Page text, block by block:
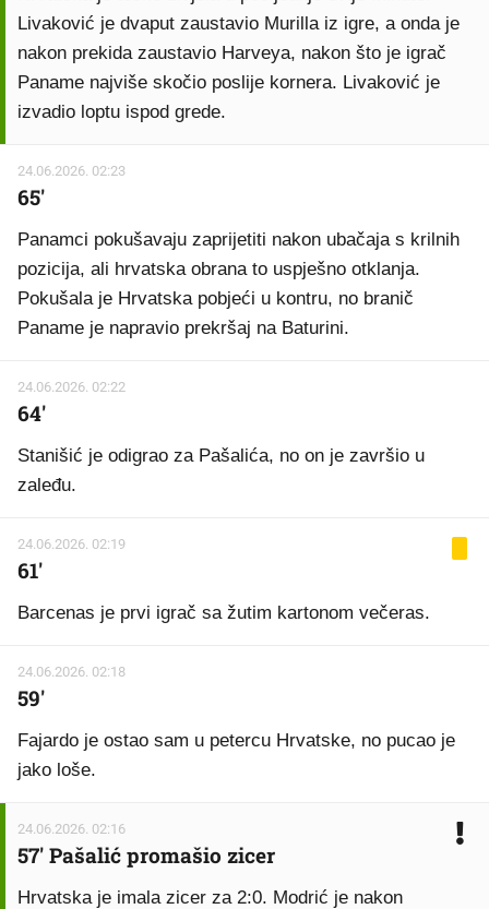
Livaković je dvaput zaustavio Murilla iz igre, a onda je
nakon prekida zaustavio Harveya, nakon što je igrač
Paname najviše skočio poslije kornera. Livaković je
izvadio loptu ispod grede.
24.06.2026. 02:23
65'
Panamci pokušavaju zaprijetiti nakon ubačaja s krilnih
pozicija, ali hrvatska obrana to uspješno otklanja.
Pokušala je Hrvatska pobjeći u kontru, no branič
Paname je napravio prekršaj na Baturini.
24.06.2026. 02:22
64'
Stanišić je odigrao za Pašalića, no on je završio u
zaleđu.
24.06.2026. 02:19
61'
Barcenas je prvi igrač sa žutim kartonom večeras.
24.06.2026. 02:18
59'
Fajardo je ostao sam u petercu Hrvatske, no pucao je
jako loše.
24.06.2026. 02:16
57' Pašalić promašio zicer
Hrvatska je imala zicer za 2:0. Modrić je nakon